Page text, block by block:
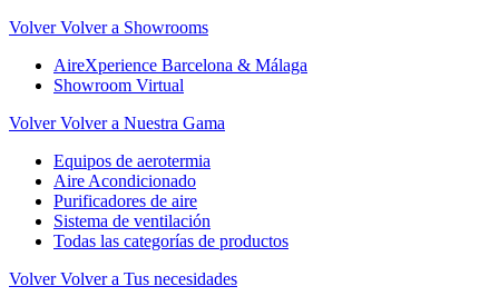
Volver Volver a Showrooms
AireXperience Barcelona & Málaga
Showroom Virtual
Volver Volver a Nuestra Gama
Equipos de aerotermia
Aire Acondicionado
Purificadores de aire
Sistema de ventilación
Todas las categorías de productos
Volver Volver a Tus necesidades